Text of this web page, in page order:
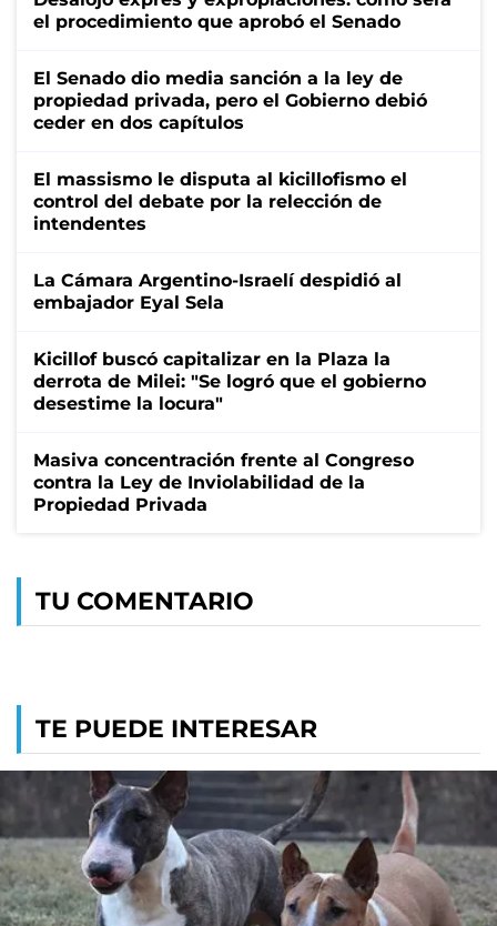
el procedimiento que aprobó el Senado
El Senado dio media sanción a la ley de
propiedad privada, pero el Gobierno debió
ceder en dos capítulos
El massismo le disputa al kicillofismo el
control del debate por la relección de
intendentes
La Cámara Argentino-Israelí despidió al
embajador Eyal Sela
Kicillof buscó capitalizar en la Plaza la
derrota de Milei: "Se logró que el gobierno
desestime la locura"
Masiva concentración frente al Congreso
contra la Ley de Inviolabilidad de la
Propiedad Privada
TU COMENTARIO
TE PUEDE INTERESAR